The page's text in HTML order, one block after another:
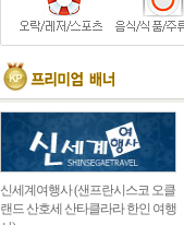
신세계여행사 (샌프란시스코 오클
랜드 산호세 산타클라라 한인 여행